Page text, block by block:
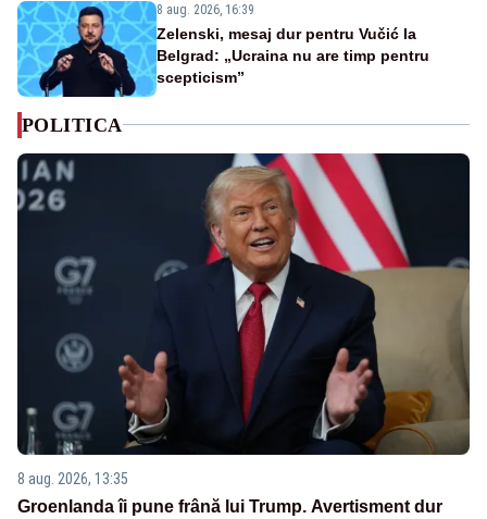
8 aug. 2026, 16:39
Zelenski, mesaj dur pentru Vučić la
Belgrad: „Ucraina nu are timp pentru
scepticism”
POLITICA
8 aug. 2026, 13:35
Groenlanda îi pune frână lui Trump. Avertisment dur